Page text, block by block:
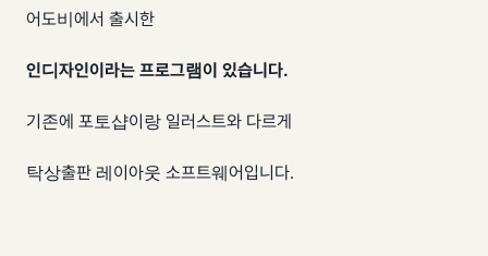
어도비에서 출시한
인디자인이라는 프로그램이 있습니다.
기존에 포토샵이랑 일러스트와 다르게
탁상출판 레이아웃 소프트웨어입니다.